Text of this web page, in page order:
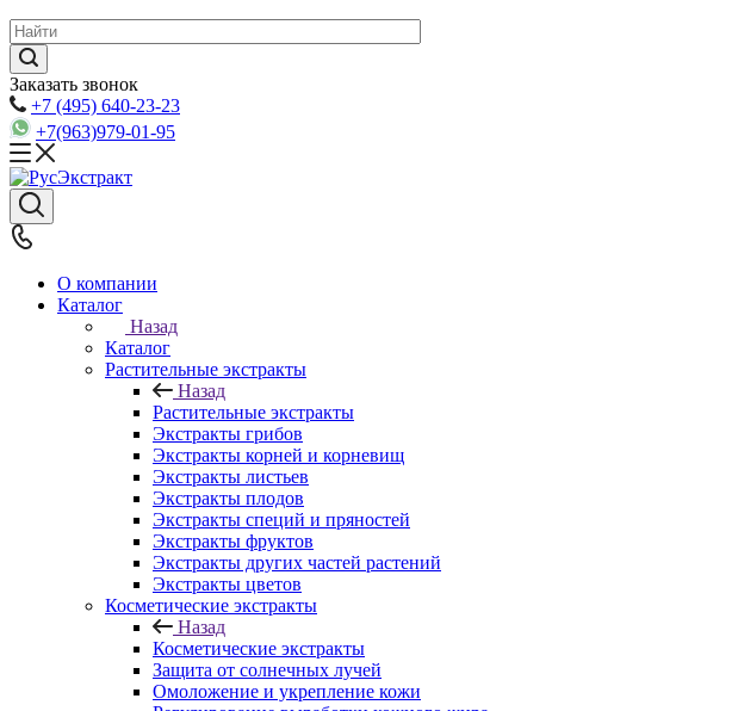
Заказать звонок
+7 (495) 640-23-23
+7(963)979-01-95
О компании
Каталог
Назад
Каталог
Растительные экстракты
Назад
Растительные экстракты
Экстракты грибов
Экстракты корней и корневищ
Экстракты листьев
Экстракты плодов
Экстракты специй и пряностей
Экстракты фруктов
Экстракты других частей растений
Экстракты цветов
Косметические экстракты
Назад
Косметические экстракты
Защита от солнечных лучей
Омоложение и укрепление кожи